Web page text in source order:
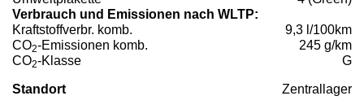
Verbrauch und Emissionen nach WLTP:
Kraftstoffverbr. komb.
9,3 l/100km
CO2-Emissionen komb.
245 g/km
CO2-Klasse G
Standort Zentrallager